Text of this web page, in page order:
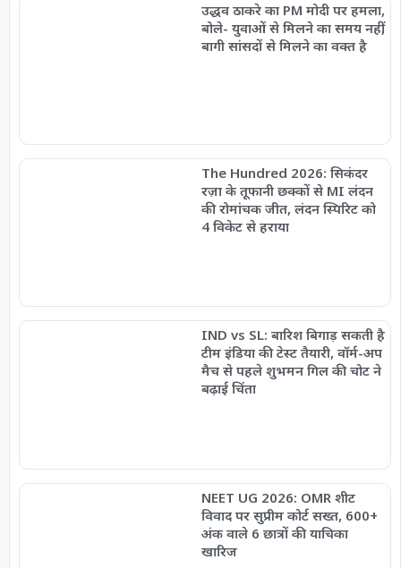
उद्धव ठाकरे का PM मोदी पर हमला,
बोले- युवाओं से मिलने का समय नहीं,
बागी सांसदों से मिलने का वक्त है
The Hundred 2026: सिकंदर
रज़ा के तूफानी छक्कों से MI लंदन
की रोमांचक जीत, लंदन स्पिरिट को
4 विकेट से हराया
IND vs SL: बारिश बिगाड़ सकती है
टीम इंडिया की टेस्ट तैयारी, वॉर्म-अप
मैच से पहले शुभमन गिल की चोट ने
बढ़ाई चिंता
NEET UG 2026: OMR शीट
विवाद पर सुप्रीम कोर्ट सख्त, 600+
अंक वाले 6 छात्रों की याचिका
खारिज